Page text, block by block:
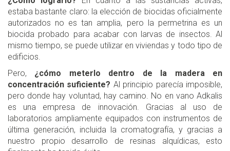
estaba bastante claro: la elección de biocidas oficialmente
autorizados no es tan amplia, pero la permetrina es un
biocida probado para acabar con larvas de insectos. Al
mismo tiempo, se puede utilizar en viviendas y todo tipo de
edificios.
Pero, ¿cómo meterlo dentro de la madera en
concentración suficiente? Al principio parecía imposible,
pero donde hay voluntad, hay camino. No en vano Adkalis
es una empresa de innovación. Gracias al uso de
laboratorios ampliamente equipados con instrumentos de
última generación, incluida la cromatografía, y gracias a
nuestro propio desarrollo de resinas alquídicas, esto